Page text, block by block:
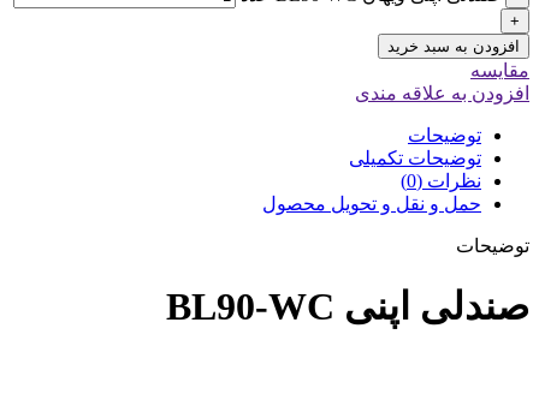
+
افزودن به سبد خرید
مقایسه
افزودن به علاقه مندی
توضیحات
توضیحات تکمیلی
نظرات (0)
حمل و نقل و تحویل محصول
توضیحات
صندلی اپنی BL90-WC